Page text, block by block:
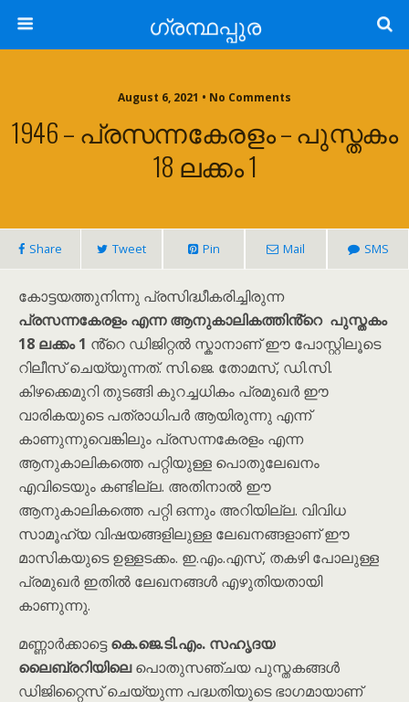
ഗ്രന്ഥപ്പുര
August 6, 2021 • No Comments
1946 – പ്രസന്നകേരളം – പുസ്തകം
18 ലക്കം 1
Share Tweet Pin Mail SMS
കോട്ടയത്തുനിന്നു പ്രസിദ്ധീകരിച്ചിരുന്ന
പ്രസന്നകേരളം എന്ന ആനുകാലികത്തിൻ്റെ പുസ്തകം
18 ലക്കം 1 ൻ്റെ ഡിജിറ്റൽ സ്കാനാണ് ഈ പോസ്റ്റിലൂടെ
റിലീസ് ചെയ്യുന്നത്. സി.ജെ. തോമസ്, ഡി.സി.
കിഴക്കെമുറി തുടങ്ങി കുറച്ചധികം പ്രമുഖർ ഈ
വാരികയുടെ പത്രാധിപർ ആയിരുന്നു എന്ന്
കാണുന്നുവെങ്കിലും പ്രസന്നകേരളം എന്ന
ആനുകാലികത്തെ പറ്റിയുള്ള പൊതുലേഖനം
എവിടെയും കണ്ടില്ല. അതിനാൽ ഈ
ആനുകാലികത്തെ പറ്റി ഒന്നും അറിയില്ല. വിവിധ
സാമൂഹ്യ വിഷയങ്ങളിലുള്ള ലേഖനങ്ങളാണ് ഈ
മാസികയുടെ ഉള്ളടക്കം. ഇ.എം.എസ്, തകഴി പോലുള്ള
പ്രമുഖർ ഇതിൽ ലേഖനങ്ങൾ എഴുതിയതായി
കാണുന്നു.
മണ്ണാർക്കാട്ടെകെ.ജെ.ടി.എം. സഹൃദയ
ലൈബ്രറിയിലെപൊതുസഞ്ചയ പുസ്തകങ്ങൾ
ഡിജിറ്റൈസ് ചെയ്യുന്ന പദ്ധതിയുടെ ഭാഗമായാണ്